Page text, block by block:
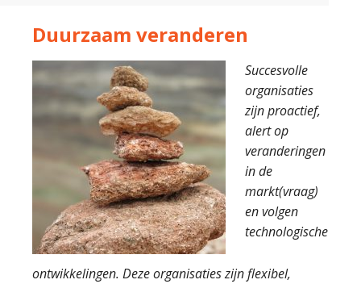
Duurzaam veranderen
Succesvolle
organisaties
zijn proactief,
alert op
veranderingen
in de
markt(vraag)
en volgen
technologische
ontwikkelingen. Deze organisaties zijn flexibel,